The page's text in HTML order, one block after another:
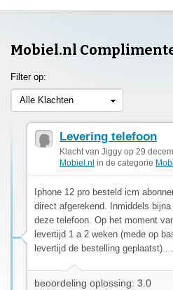
Mobiel.nl
Filter op:
Alle Klachten
Levering telefoon
Klacht van Jiggy op 29
Mobiel.nl in de categorie
Iphone 12 pro besteld icm
direct afgerekend. Inmiddels
deze telefoon. Op het moment
levertijd 1 a 2 weken (mede op
levertijd de bestelling geplaatst)....
beoordeling oplossing: 3.0